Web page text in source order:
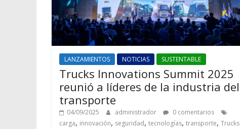
LANZAMIENTOS NOTICIAS SUSTENTABLE
Trucks Innovations Summit 2025
reunió a líderes de la industria del
transporte
04/09/2025 administrador
0 comentarios
carga, innovación, seguridad, tecnologías, transporte, Trucks